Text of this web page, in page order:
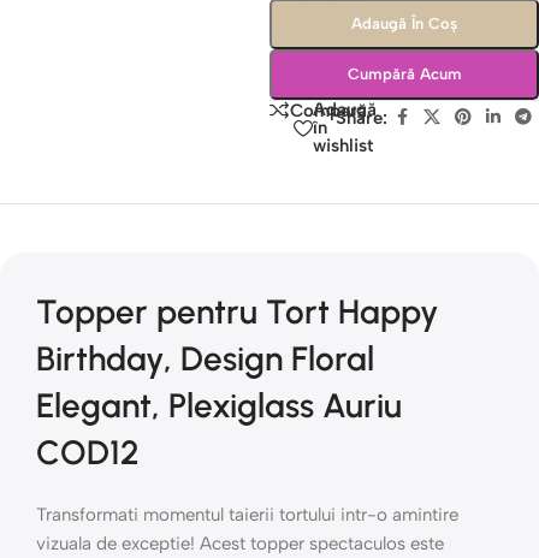
Adaugă În Coș
Cumpără Acum
Compară
Adaugă
în
wishlist
Share:
Topper pentru Tort Happy
Birthday, Design Floral
Elegant, Plexiglass Auriu
COD12
Transformati momentul taierii tortului intr-o amintire
vizuala de exceptie! Acest topper spectaculos este